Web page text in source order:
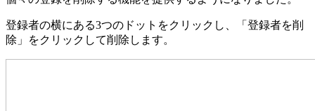
登録者の横にある3つのドットをクリックし、「登録者を削
除」をクリックして削除します。